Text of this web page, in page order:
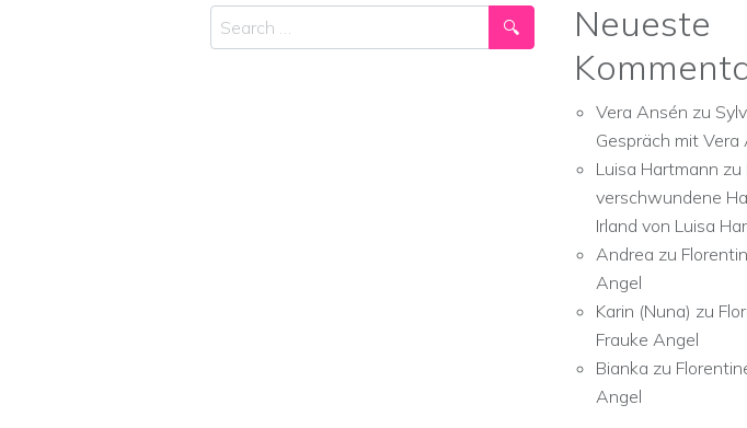
Search
Neueste
Vera Ansén zu
Gespräch mit Vera
Luisa Hartmann zu
verschwundene
Irland von Luisa
Andrea zu
Angel
Karin (Nuna) zu
Frauke Angel
Bianka zu
Angel